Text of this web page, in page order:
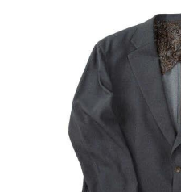
42
43
91 40.5
※商品によって若干のサイズの誤差が
ータ画面）によって、商品の色味が若
※上記サイズが実際の商品に付いてい
扱い前に商品付属タグの記載もご確認
※当店での掲載商品は、実店鋪と在庫